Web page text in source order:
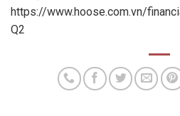
https://www.hoose.com.vn/
Q2